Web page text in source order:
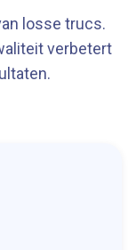
losse trucs.
verbetert